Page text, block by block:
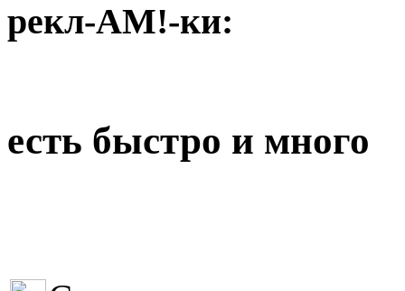
рекл-АМ!-ки:
есть быстро и много